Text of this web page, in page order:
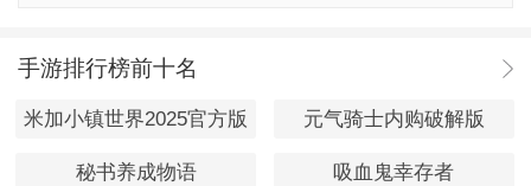
手游排行榜前十名
米加小镇世界2025官方版 元气骑士内购破解版
秘书养成物语 吸血鬼幸存者